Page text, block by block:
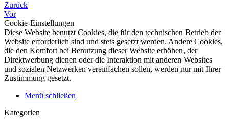
Zurück
Vor
Cookie-Einstellungen
Diese Website benutzt Cookies, die für den technischen Betrieb der
Website erforderlich sind und stets gesetzt werden. Andere Cookies,
die den Komfort bei Benutzung dieser Website erhöhen, der
Direktwerbung dienen oder die Interaktion mit anderen Websites
und sozialen Netzwerken vereinfachen sollen, werden nur mit Ihrer
Zustimmung gesetzt.
Menü schließen
Kategorien